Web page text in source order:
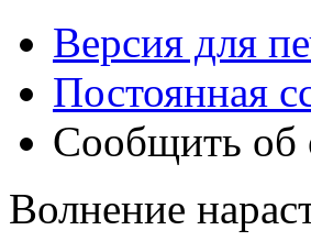
Версия для
Постоянная
Сообщить об
Волнение